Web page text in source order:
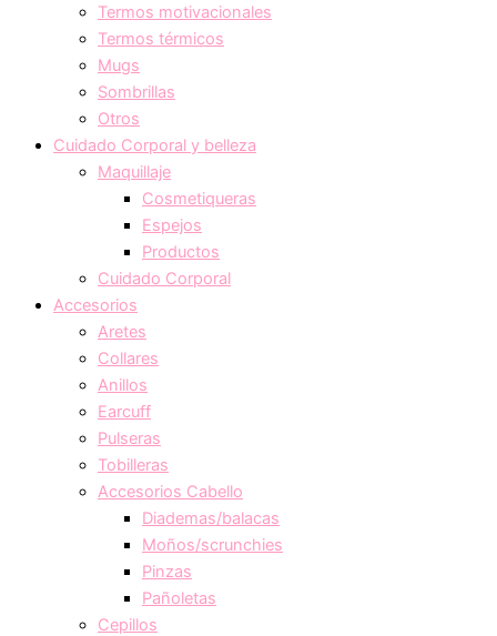
Termos motivacionales
Termos térmicos
Mugs
Sombrillas
Otros
Cuidado Corporal y belleza
Maquillaje
Cosmetiqueras
Espejos
Productos
Cuidado Corporal
Accesorios
Aretes
Collares
Anillos
Earcuff
Pulseras
Tobilleras
Accesorios Cabello
Diademas/balacas
Moños/scrunchies
Pinzas
Pañoletas
Cepillos